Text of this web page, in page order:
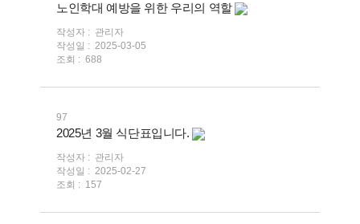
노인학대 예방을 위한 우리의 역할
작성자 : 관리자
작성일 : 2025-03-05
조회 : 688
97
2025년 3월 식단표입니다.
작성자 : 관리자
작성일 : 2025-02-27
조회 : 157